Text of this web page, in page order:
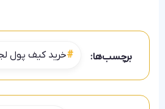
برچسب‌ها: خرید کیف پول